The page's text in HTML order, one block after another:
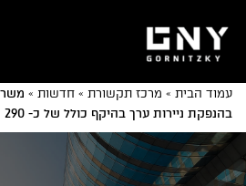
עמוד הבית » מרכז תקשורת » חדשות »
בהנפקת ניירות ערך בהיקף כולל של כ- 290 מיליון ₪